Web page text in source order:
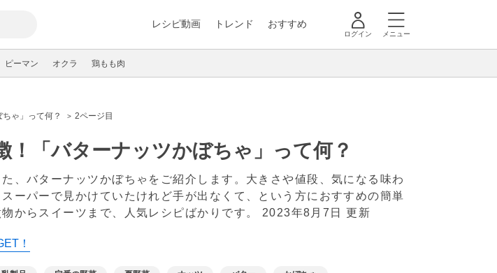
レシピ動画 トレンド おすすめ
ログイン メニュー
ピーマン オクラ 鶏もも肉
ゃ」って何？ 2ページ目
！「バターナッツかぼちゃ」って何？
、バターナッツかぼちゃをご紹介します。大きさや値段、気になる味わ
ーパーで見かけていたけれど手が出なくて、という方におすすめの簡単
からスイーツまで、人気レシピばかりです。 2023年8月7日 更新
！